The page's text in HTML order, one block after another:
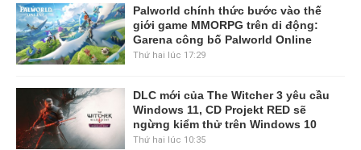
Palworld chính thức bước vào thế
giới game MMORPG trên di động:
Garena công bố Palworld Online
Thứ hai lúc 17:29
DLC mới của The Witcher 3 yêu cầu
Windows 11, CD Projekt RED sẽ
ngừng kiểm thử trên Windows 10
Thứ hai lúc 10:35